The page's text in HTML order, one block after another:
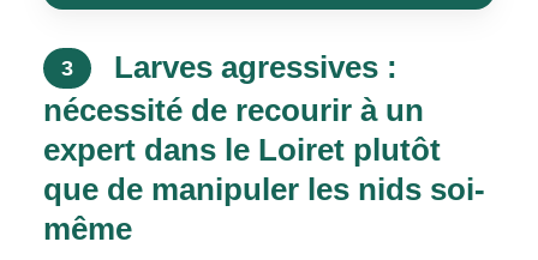
3
Larves agressives :
nécessité de recourir à un
expert dans le Loiret plutôt
que de manipuler les nids soi-
même